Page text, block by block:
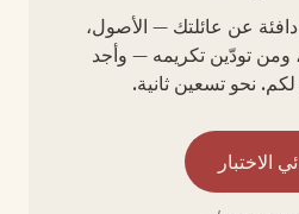
عن عائلتك — الأصول،
ومن تودّين تكريمه — وأجد
نحو تسعين ثانية.
الاختبار